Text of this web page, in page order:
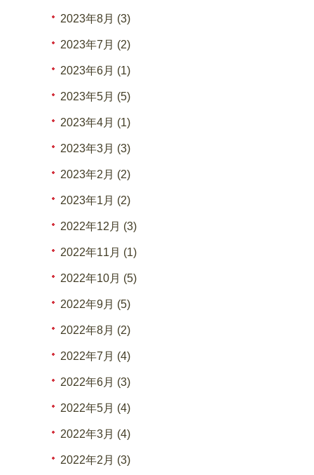
2023年8月 (3)
2023年7月 (2)
2023年6月 (1)
2023年5月 (5)
2023年4月 (1)
2023年3月 (3)
2023年2月 (2)
2023年1月 (2)
2022年12月 (3)
2022年11月 (1)
2022年10月 (5)
2022年9月 (5)
2022年8月 (2)
2022年7月 (4)
2022年6月 (3)
2022年5月 (4)
2022年3月 (4)
2022年2月 (3)